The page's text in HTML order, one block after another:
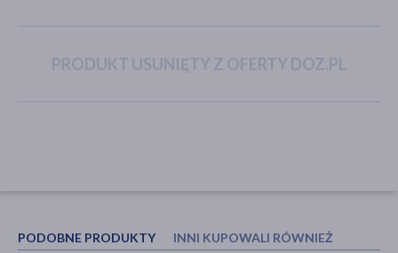
PRODUKT USUNIĘTY Z OFERTY DOZ.PL
PODOBNE PRODUKTY INNI KUPOWALI RÓWNIEŻ